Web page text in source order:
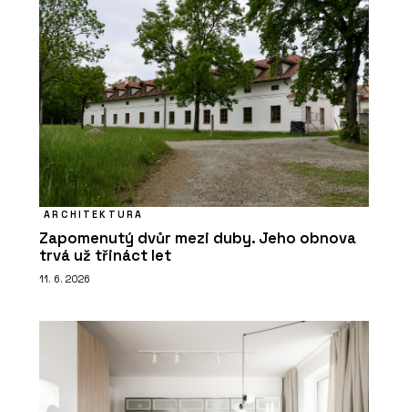
ARCHITEKTURA
Zapomenutý dvůr mezi duby. Jeho obnova
trvá už třináct let
11. 6. 2026